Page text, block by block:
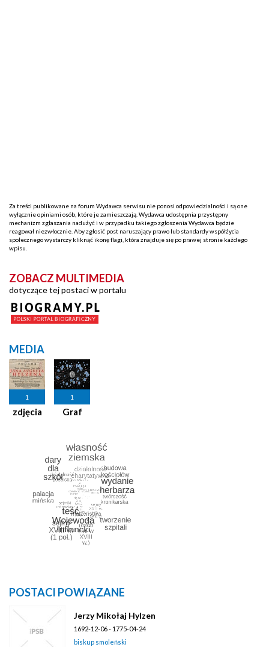
Za treści publikowane na forum Wydawca serwisu nie ponosi odpowiedzialności i są one
wyłącznie opiniami osób, które je zamieszczają. Wydawca udostępnia przystępny
mechanizm zgłaszania nadużyć i w przypadku takiego zgłoszenia Wydawca będzie
reagował niezwłocznie. Aby zgłosić post naruszający prawo lub standardy współżycia
społecznego wystarczy kliknąć ikonę flagi, która znajduje się po prawej stronie każdego
wpisu.
ZOBACZ MULTIMEDIA
dotyczące tej postaci w portalu
MEDIA
1
zdjęcia
1
Graf
POSTACI POWIĄZANE
Jerzy Mikołaj Hylzen
1692-12-06 - 1775-04-24
biskup smoleński